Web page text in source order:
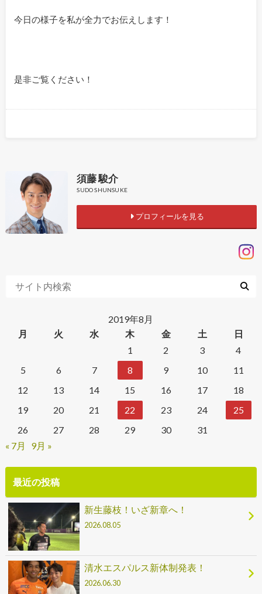
今日の様子を私が全力でお伝えします！
是非ご覧ください！
須藤 駿介
SUDO SHUNSUKE
プロフィールを見る
2019年8月
月
火 水 木 金 土
日
1
2 3
4
5
6 7 8 9 10
11
12
13 14 15 16 17
18
19
20 21 22 23 24
25
26
27 28 29 30
31
« 7月
9月 »
最近の投稿
新生藤枝！いざ新章へ！
2026.08.05
清水エスパルス新体制発表！
2026.06.30